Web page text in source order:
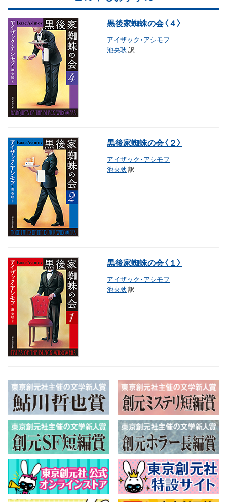
黒後家蜘蛛の会〈４〉
アイザック・アシモフ
池央耿 訳
黒後家蜘蛛の会〈２〉
アイザック・アシモフ
池央耿 訳
黒後家蜘蛛の会〈１〉
アイザック・アシモフ
池央耿 訳